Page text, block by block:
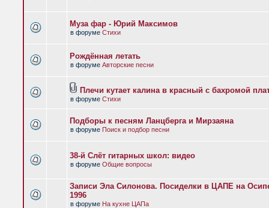
Муза фар - Юрий Максимов
в форуме Стихи
Рождённая летать
в форуме Авторские песни
Плечи кутает калина в красный с бахромой
в форуме Стихи
Подборы к песням Ланцберга и Мирзаяна
в форуме Поиск и подбор песни
38-й Слёт гитарных школ: видео
в форуме Общие вопросы
Записи Эла Силонова. Посиделки в ЦАПЕ на
1996
в форуме На кухне ЦАПа